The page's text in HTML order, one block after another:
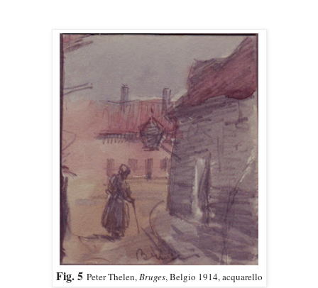
Fig. 5 Peter Thelen,Bruges, Belgio 1914, acquarello